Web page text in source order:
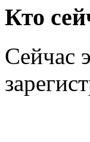
Кто
Сейчас